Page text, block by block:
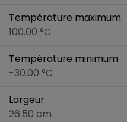
Température maximum
100.00 °C
Température minimum
-30.00 °C
Largeur
26.50 cm